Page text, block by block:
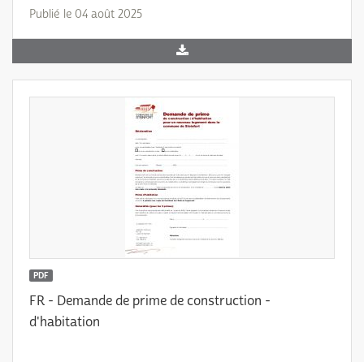
Publié le 04 août 2025
PDF
FR - Demande de prime de construction -
d'habitation